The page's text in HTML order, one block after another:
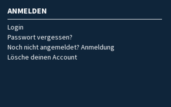
ANMELDEN
Login
Passwort vergessen?
Noch nicht angemeldet? Anmeldung
Lösche deinen Account